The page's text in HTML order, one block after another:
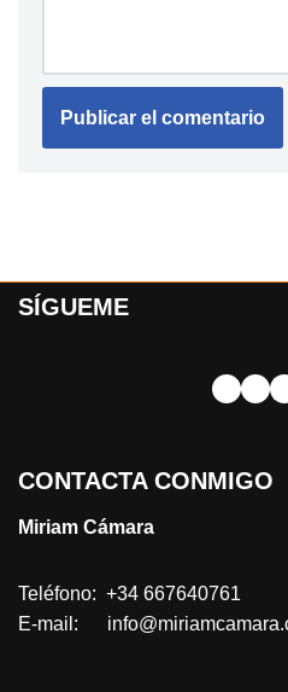
SÍGUEME
CONTACTA CONMIGO
Miriam Cámara
Teléfono: +34 667640761
E-mail: